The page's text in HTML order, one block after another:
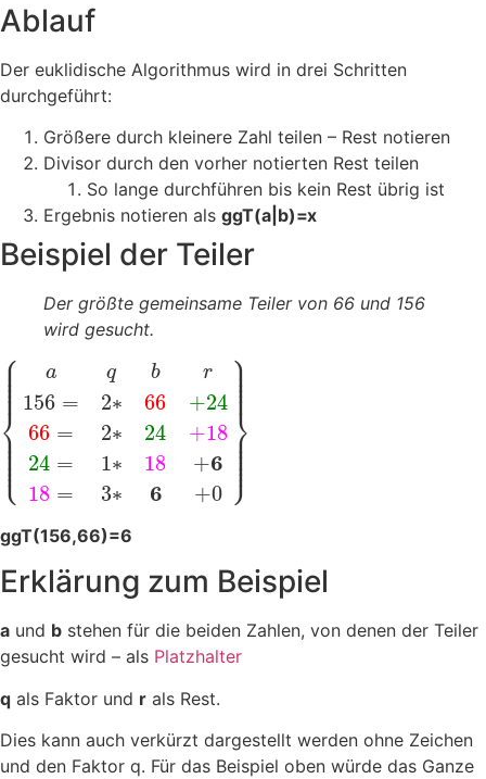
Ablauf
Der euklidische Algorithmus wird in drei Schritten
durchgeführt:
Größere durch kleinere Zahl teilen – Rest notieren
Divisor durch den vorher notierten Rest teilen
So lange durchführen bis kein Rest übrig ist
Ergebnis notieren als ggT(a|b)=x
Beispiel der Teiler
Der größte gemeinsame Teiler von 66 und 156
wird gesucht.
⎧
⎩
⎨
⎪
⎪
⎪⎪⎪⎪
⎪
⎪⎪⎪⎪⎪
a
156 =
66 =
24 =
18 =
q
2∗
2∗
1∗
3∗
b
66
24
18
6
r
+24
+18
+6
+0
⎫
⎭
⎬
⎪
⎪⎪
⎪⎪⎪
⎪
⎪
⎪⎪⎪
⎪
ggT(156,66)=6
Erklärung zum Beispiel
a und b stehen für die beiden Zahlen, von denen der Teiler
gesucht wird – als Platzhalter
q als Faktor und r als Rest.
Dies kann auch verkürzt dargestellt werden ohne Zeichen
und den Faktor q. Für das Beispiel oben würde das Ganze